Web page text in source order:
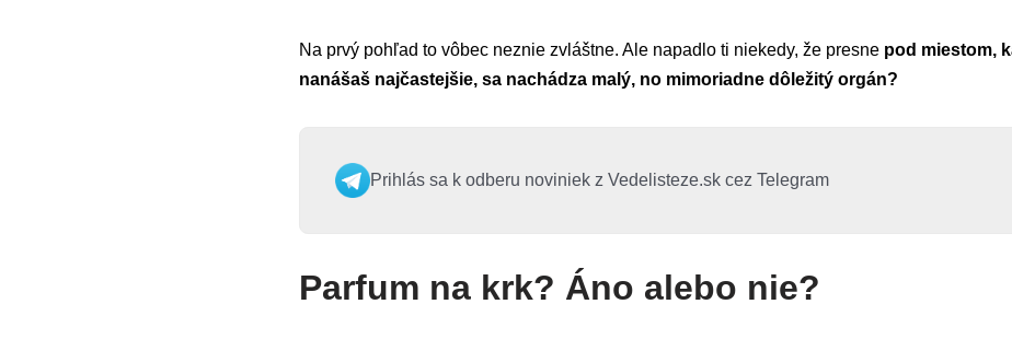
Na prvý pohľad to vôbec neznie zvláštne. Ale napadlo ti niekedy, že presne pod miestom,
nanášaš najčastejšie, sa nachádza malý, no mimoriadne dôležitý orgán?
Prihlás sa k odberu noviniek z Vedelisteze.sk cez Telegram
Parfum na krk? Áno alebo nie?